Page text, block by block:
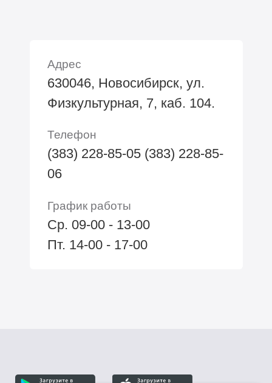
Адрес
630046, Новосибирск, ул.
Физкультурная, 7, каб. 104.
Телефон
(383) 228-85-05 (383) 228-85-
06
График работы
Ср. 09-00 - 13-00
Пт. 14-00 - 17-00